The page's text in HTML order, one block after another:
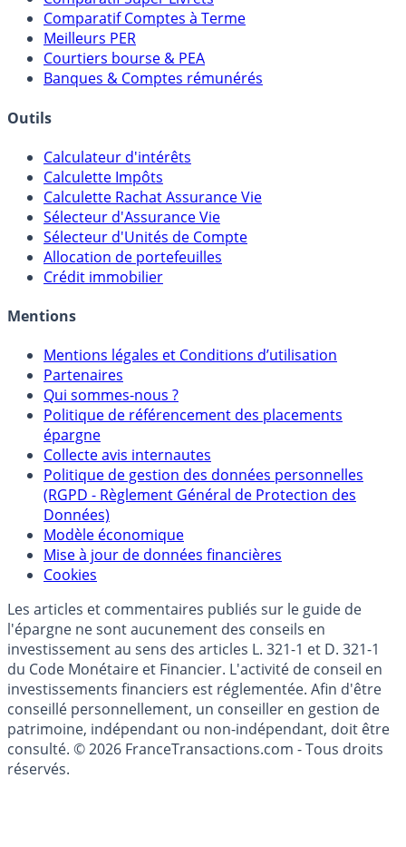
Comparatif Comptes à Terme
Meilleurs PER
Courtiers bourse & PEA
Banques & Comptes rémunérés
Outils
Calculateur d'intérêts
Calculette Impôts
Calculette Rachat Assurance Vie
Sélecteur d'Assurance Vie
Sélecteur d'Unités de Compte
Allocation de portefeuilles
Crédit immobilier
Mentions
Mentions légales et Conditions d’utilisation
Partenaires
Qui sommes-nous ?
Politique de référencement des placements
épargne
Collecte avis internautes
Politique de gestion des données personnelles
(RGPD - Règlement Général de Protection des
Données)
Modèle économique
Mise à jour de données financières
Cookies
Les articles et commentaires publiés sur le guide de
l'épargne ne sont aucunement des conseils en
investissement au sens des articles L. 321-1 et D. 321-1
du Code Monétaire et Financier. L'activité de conseil en
investissements financiers est réglementée. Afin d'être
conseillé personnellement, un conseiller en gestion de
patrimoine, indépendant ou non-indépendant, doit être
consulté. © 2026 FranceTransactions.com - Tous droits
réservés.